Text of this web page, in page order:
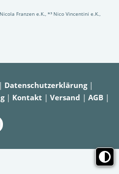
Franzen e.K., *³ Nico Vincentini e.K.,
| Datenschutzerklärung|
| Kontakt | Versand | AGB |